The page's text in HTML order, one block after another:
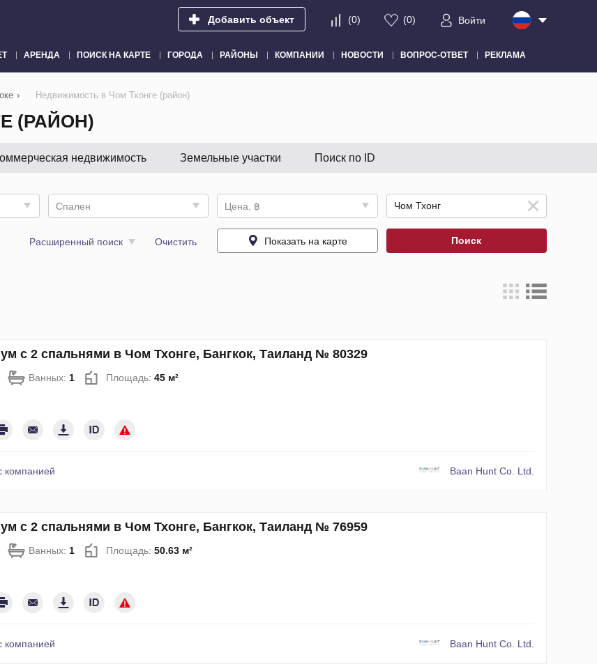
Добавить объект (0) (0) Войти
АРЕНДА ПОИСК НА КАРТЕ ГОРОДА РАЙОНЫ КОМПАНИИ НОВОСТИ ВОПРОС-ОТВЕТ РЕКЛАМА
› Недвижимость в Чом Тхонге (район)
(РАЙОН)
недвижимость Земельные участки Поиск по ID
Спален Цена, ฿
Расширенный поиск Очистить Показать на карте Поиск
с 2 спальнями в Чом Тхонге, Бангкок, Таиланд № 80329
Ванных: 1 Площадь: 45 м²
компанией Baan Hunt Co. Ltd.
с 2 спальнями в Чом Тхонге, Бангкок, Таиланд № 76959
Ванных: 1 Площадь: 50.63 м²
компанией Baan Hunt Co. Ltd.